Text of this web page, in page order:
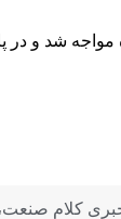
مواجه شد و در
خبری کلام